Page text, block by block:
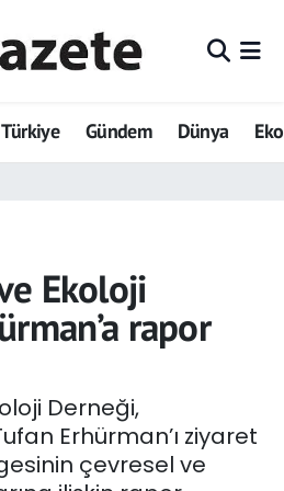
Türkiye Gündem Dünya
Ekoloji
rapor
Derneği,
Erhürman’ı ziyaret
çevresel ve